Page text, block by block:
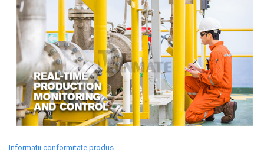
Informatii conformitate produs